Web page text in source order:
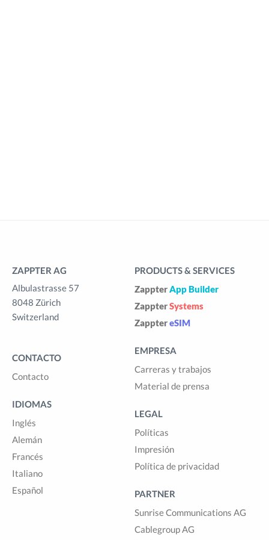
ZAPPTER AG
Albulastrasse 57
8048 Zürich
Switzerland
CONTACTO
Contacto
IDIOMAS
Inglés
Alemán
Francés
Italiano
Español
PRODUCTS & SERVICES
ZappterApp Builder
ZappterSystems
ZapptereSIM
EMPRESA
Carreras y trabajos
Material de prensa
LEGAL
Políticas
Impresión
Política de privacidad
PARTNER
Sunrise Communications AG
Cablegroup AG